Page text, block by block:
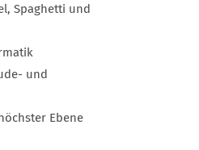
Spaghetti und
und
Ebene